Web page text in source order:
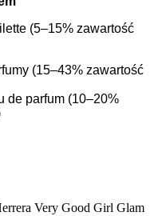
(5–15% zawartość
(15–43% zawartość
de parfum (10–20%
Very Good Girl Glam